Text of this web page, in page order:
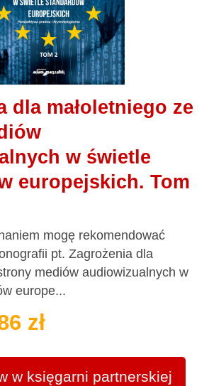
dla małoletniego ze
w świetle
europejskich. Tom
mogę rekomendować
pt. Zagrożenia dla
mediów audiowizualnych w
europe...
zł
w księgarni partnerskiej